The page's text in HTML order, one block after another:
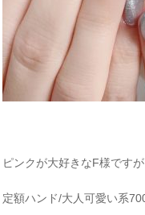
ピンクが大好きなF様です
定額ハンド/大人可愛い系